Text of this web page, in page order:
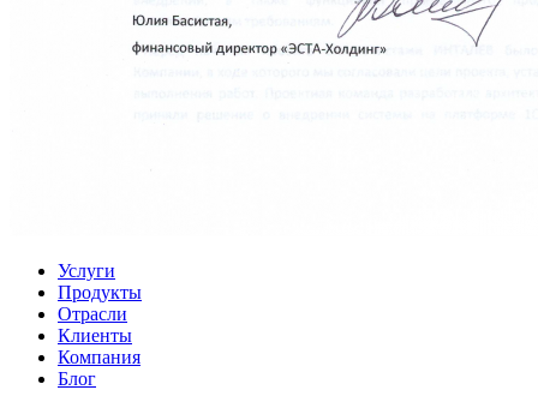
Услуги
Продукты
Отрасли
Клиенты
Компания
Блог